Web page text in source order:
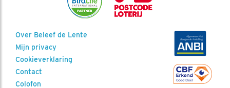
Over Beleef de Lente
Mijn privacy
Cookieverklaring
Contact
Colofon